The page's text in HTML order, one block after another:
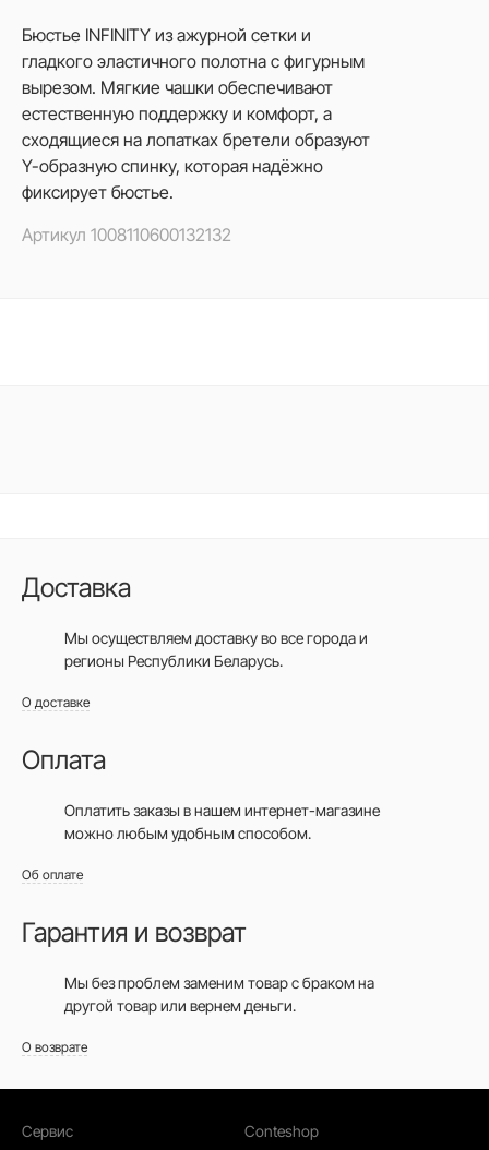
Бюстье INFINITY из ажурной сетки и
гладкого эластичного полотна с фигурным
вырезом. Мягкие чашки обеспечивают
естественную поддержку и комфорт, а
сходящиеся на лопатках бретели образуют
Y-образную спинку, которая надёжно
фиксирует бюстье.
Артикул 1008110600132132
Доставка
Мы осуществляем доставку во все городаи
регионы Республики Беларусь.
О доставке
Оплата
Оплатить заказы в нашем интернет-магазине
можно любым удобным способом.
Об оплате
Гарантия и возврат
Мы без проблем заменим товар с браком на
другой товар или вернем деньги.
О возврате
Сервис Conteshop